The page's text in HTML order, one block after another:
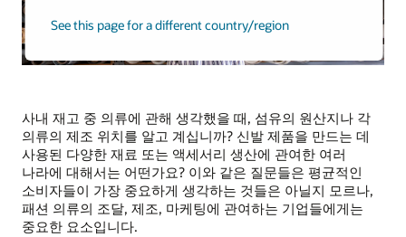
See this page for a different country/region
사내 재고 중 의류에 관해 생각했을 때, 섬유의 원산지나 각
의류의 제조 위치를 알고 계십니까? 신발 제품을 만드는 데
사용된 다양한 재료 또는 액세서리 생산에 관여한 여러
나라에 대해서는 어떤가요? 이와 같은 질문들은 평균적인
소비자들이 가장 중요하게 생각하는 것들은 아닐지 모르나,
패션 의류의 조달, 제조, 마케팅에 관여하는 기업들에게는
중요한 요소입니다.